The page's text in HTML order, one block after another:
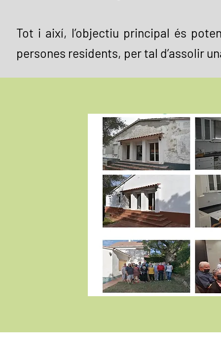
Tot i així, l’objectiu principal és
persones residents, per tal d’assolir